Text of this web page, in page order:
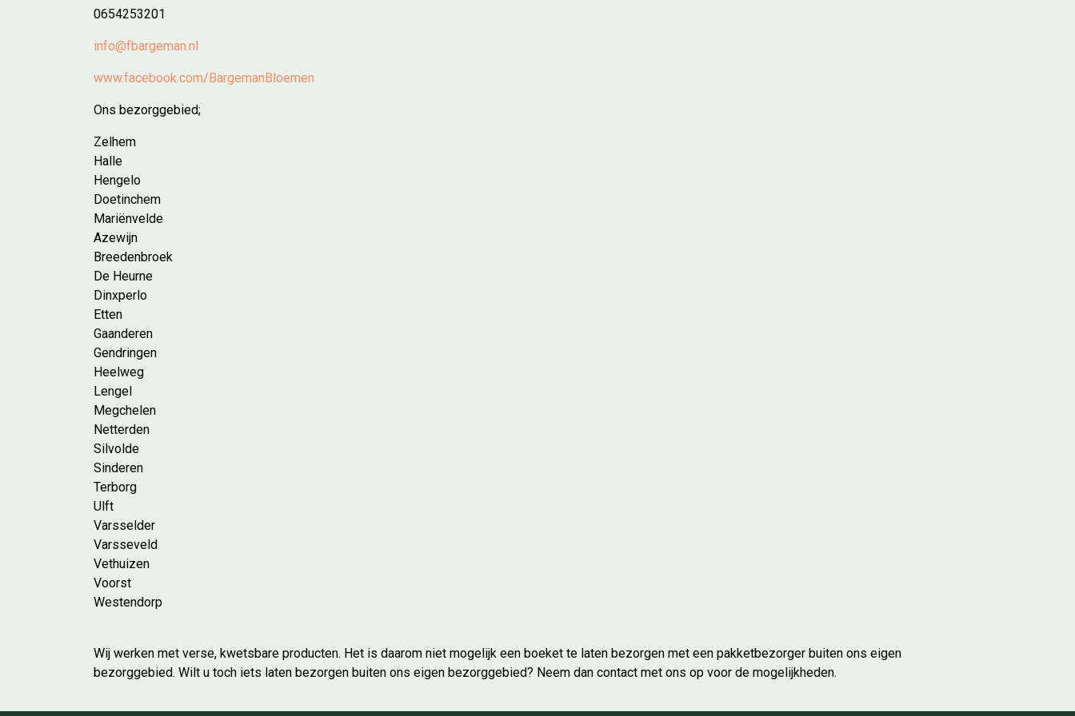
0654253201
info@fbargeman.nl
www.facebook.com/BargemanBloemen
Ons bezorggebied;
Zelhem
Halle
Hengelo
Doetinchem
Mariënvelde
Azewijn
Breedenbroek
De Heurne
Dinxperlo
Etten
Gaanderen
Gendringen
Heelweg
Lengel
Megchelen
Netterden
Silvolde
Sinderen
Terborg
Ulft
Varsselder
Varsseveld
Vethuizen
Voorst
Westendorp
Wij werken met verse, kwetsbare producten. Het is daarom niet mogelijk een boeket te laten bezorgen met een pakketbezorger buiten ons eigen
bezorggebied. Wilt u toch iets laten bezorgen buiten ons eigen bezorggebied? Neem dan contact met ons op voor de mogelijkheden.